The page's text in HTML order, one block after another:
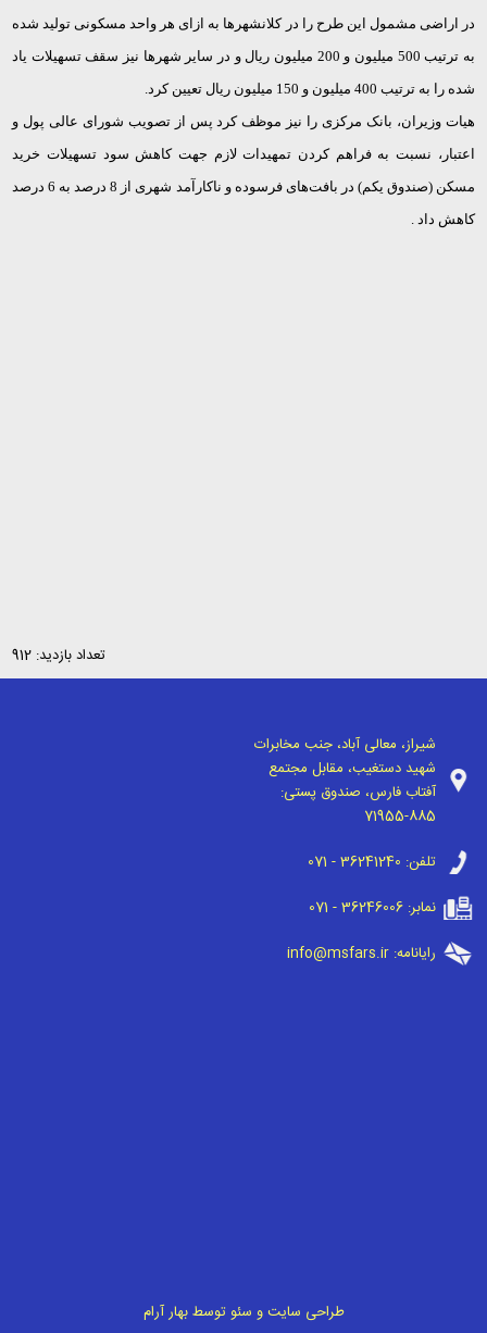
در اراضی مشمول این طرح را در کلانشهرها به ازای هر واحد مسکونی تولید شده
به ترتیب 500 میلیون و 200 میلیون ریال و در سایر شهرها نیز سقف تسهیلات یاد
شده را به ترتیب 400 میلیون و 150 میلیون ریال تعیین کرد.
هیات وزیران، بانک مرکزی را نیز موظف کرد پس از تصویب شورای عالی پول و
اعتبار، نسبت به فراهم کردن تمهیدات لازم جهت کاهش سود تسهیلات خرید
مسکن (صندوق یکم) در بافت‌های فرسوده و ناکارآمد شهری از 8 درصد به 6 درصد
کاهش داد .
تعداد بازدید: 912
شیراز، معالی آباد، جنب مخابرات
شهید دستغیب، مقابل مجتمع
آفتاب فارس، صندوق پستی:
71955-885
تلفن: 071 - 36241240
نمابر:071 - 36246006
رایانامه:info@msfars.ir
طراحی سایتو سئوتوسطبهار آرام